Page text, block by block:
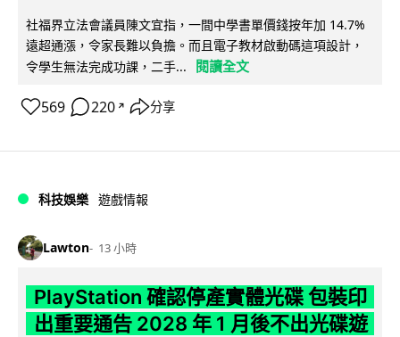
社福界立法會議員陳文宜指，一間中學書單價錢按年加 14.7%
遠超通漲，令家長難以負擔。而且電子教材啟動碼這項設計，
令學生無法完成功課，二手...
閱讀全文
569 220 ↗ 分享
科技娛樂 遊戲情報
Lawton 13 小時
PlayStation 確認停產實體光碟 包裝印
出重要通告 2028 年 1 月後不出光碟遊